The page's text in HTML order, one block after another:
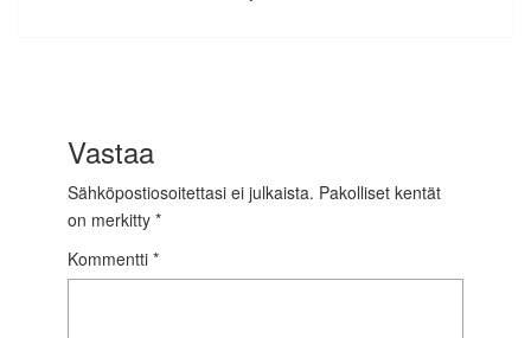
Vastaa
Sähköpostiosoitettasi ei julkaista. Pakolliset kentät
on merkitty *
Kommentti *